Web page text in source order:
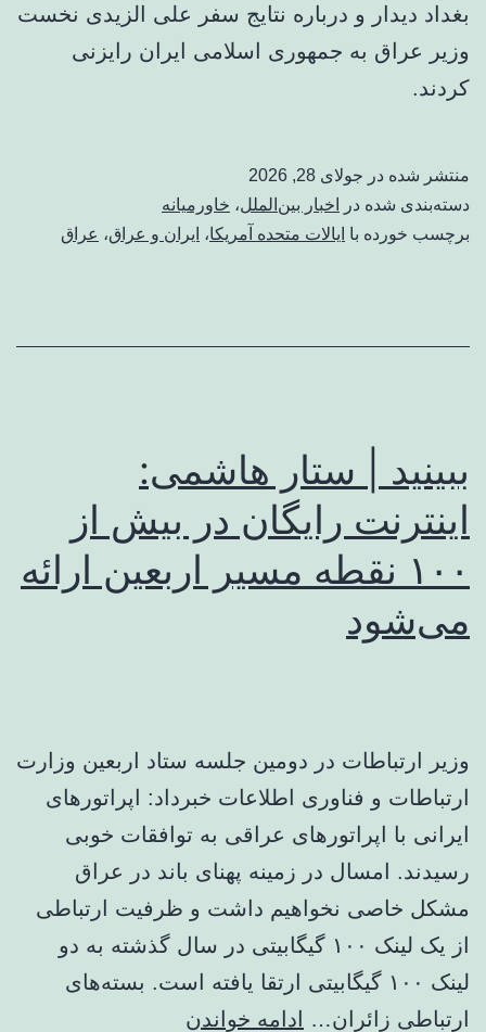
بغداد دیدار و درباره نتایج سفر علی الزیدی نخست
وزیر عراق به جمهوری اسلامی ایران رایزنی
کردند.
منتشر شده در جولای 28, 2026
دسته‌بندی شده در
اخبار بین‌الملل، خاورمیانه
برچسب خورده با ایالات متحده آمریکا، ایران و عراق، عراق
ببینید | ستار هاشمی:
اینترنت رایگان در بیش از
۱۰۰ نقطه مسیر اربعین ارائه
می‌شود
وزیر ارتباطات در دومین جلسه ستاد اربعین وزارت
ارتباطات و فناوری اطلاعات خبرداد: اپراتورهای
ایرانی با اپراتورهای عراقی به توافقات خوبی
رسیدند. امسال در زمینه پهنای باند در عراق
مشکل خاصی نخواهیم داشت و ظرفیت ارتباطی
از یک لینک ۱۰۰ گیگابیتی در سال گذشته به دو
لینک ۱۰۰ گیگابیتی ارتقا یافته است. بسته‌های
ارتباطی زائران… ادامه خواندن